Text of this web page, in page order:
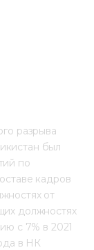
разрыва
был
по
кадров
от
должностях
с 7% в 2021
в НК